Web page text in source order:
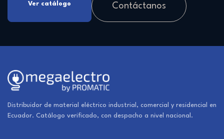
Ver catálogo Contáctanos
Distribuidor de material eléctrico industrial, comercial y residencial en
Ecuador. Catálogo verificado, con despacho a nivel nacional.